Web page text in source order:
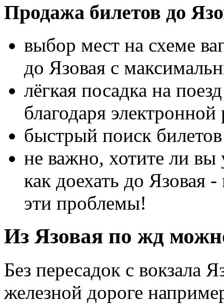
Продажа билетов до
выбор мест на схеме
до Язовая с
лёгкая посадка на
благодаря
быстрый поиск
не важно, хотите ли вы
как доехать до
эти проблемы!
Из Язовая по жд
Без пересадок с вокзала
железной дороге